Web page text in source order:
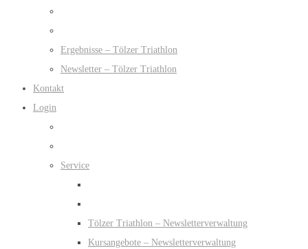
Ergebnisse – Tölzer Triathlon
Newsletter – Tölzer Triathlon
Kontakt
Login
Service
Tölzer Triathlon – Newsletterverwaltung
Kursangebote – Newsletterverwaltung